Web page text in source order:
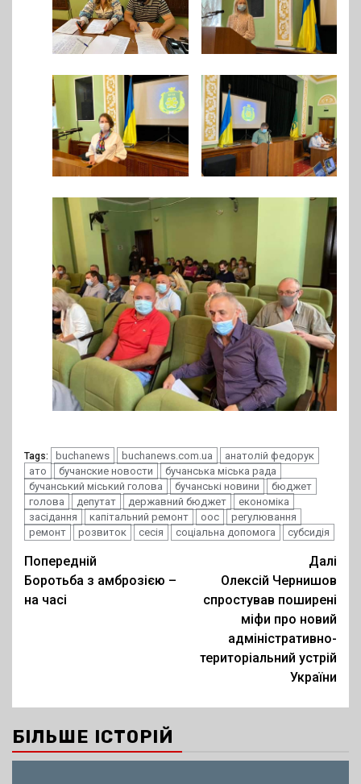
Tags: buchanews buchanews.com.ua
анатолій федорук
ато
бучанские новости
бучанська міська рада
бучанський міський голова
бучанські новини
бюджет
голова
депутат державний бюджет
економіка
засідання
капітальний ремонт оос
регулювання
ремонт
розвиток сесія соціальна допомога субсидія
Post
navigation
Попередній
Боротьба з амброзією –
на часі
Далі
Олексій Чернишов
спростував поширені
міфи про новий
адміністративно-
територіальний устрій
України
БІЛЬШЕ ІСТОРІЙ